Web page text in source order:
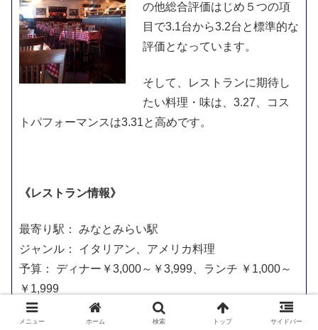
の他総合評価はじめ５つの項
目で3.1台から3.2台と標準的な
評価となっています。
そして、レストランに期待し
たい料理・味は、3.27、コス
トパフォーマンスは3.31と高めです。
《レストラン情報》
最寄り駅： みなとみらい駅
ジャンル： イタリアン、アメリカ料理
予算： ディナー￥3,000～￥3,999、ランチ ￥1,000～
￥1,999
メニュー：5000円～8000円のコース
メニュー ホーム 検索 トップ サイドバー